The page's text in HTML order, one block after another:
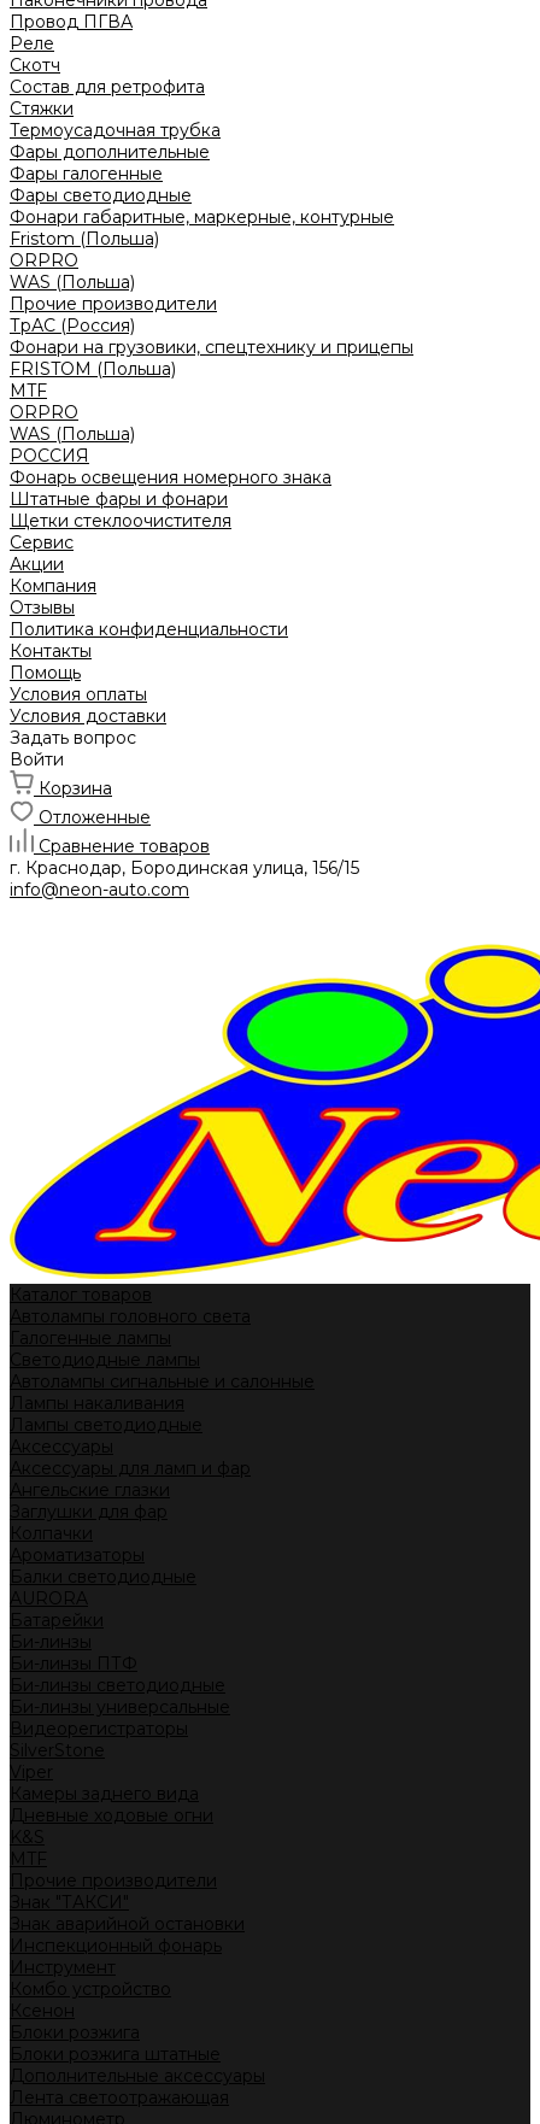
Провод ПГВА
Реле
Скотч
Состав для ретрофита
Стяжки
Термоусадочная трубка
Фары дополнительные
Фары галогенные
Фары светодиодные
Фонари габаритные, маркерные, контурные
Fristom (Польша)
ORPRO
WAS (Польша)
Прочие производители
ТрАС (Россия)
Фонари на грузовики, спецтехнику и прицепы
FRISTOM (Польша)
MTF
ORPRO
WAS (Польша)
РОССИЯ
Фонарь освещения номерного знака
Штатные фары и фонари
Щетки стеклоочистителя
Сервис
Акции
Компания
Отзывы
Политика конфиденциальности
Контакты
Помощь
Условия оплаты
Условия доставки
Задать вопрос
Войти
Корзина
Отложенные
Сравнение товаров
г. Краснодар, Бородинская улица, 156/15
info@neon-auto.com
Каталог товаров
Автолампы головного света
Галогенные лампы
Светодиодные лампы
Автолампы сигнальные и салонные
Лампы накаливания
Лампы светодиодные
Аксессуары
Аксессуары для ламп и фар
Ангельские глазки
Заглушки для фар
Колпачки
Ароматизаторы
Балки светодиодные
AURORA
Батарейки
Би-линзы
Би-линзы ПТФ
Би-линзы светодиодные
Би-линзы универсальные
Видеорегистраторы
SilverStone
Viper
Камеры заднего вида
Дневные ходовые огни
K&S
MTF
Прочие производители
Знак "ТАКСИ"
Знак аварийной остановки
Инспекционный фонарь
Инструмент
Комбо устройство
Ксенон
Блоки розжига
Блоки розжига штатные
Дополнительные аксессуары
Лента светоотражающая
Люминометр